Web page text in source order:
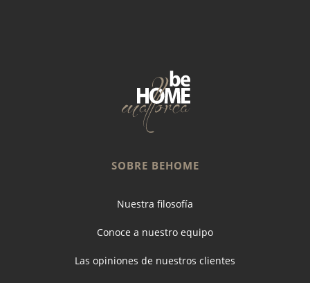
SOBRE BEHOME
Nuestra filosofía
Conoce a nuestro equipo
Las opiniones de nuestros clientes